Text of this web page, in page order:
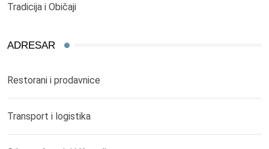
Tradicija i Običaji
ADRESAR
Restorani i prodavnice
Transport i logistika